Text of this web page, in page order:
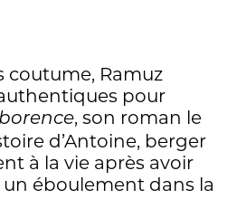
coutume, Ramuz
pour
, son roman le
d’Antoine, berger
à la vie après avoir
un éboulement dans la